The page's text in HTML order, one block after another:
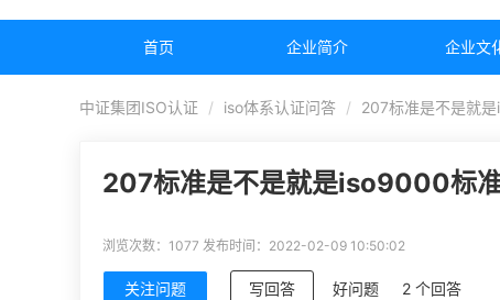
首页 企业简介 企业文
中证集团ISO认证 iso体系认证问答 207标准是不是就
207标准是不是就是iso9000标
浏览次数：1077 发布时间：2022-02-09 10:50:02
关注问题 写回答 好问题 2 个回答